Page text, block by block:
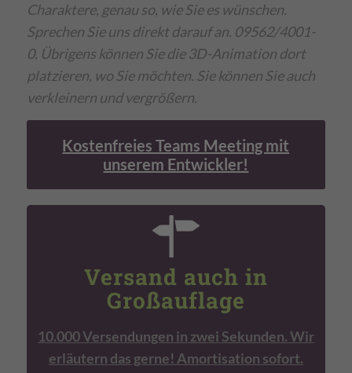
Charaktere, genau so, wie Sie es wünschen.
Sprechen Sie uns direkt darauf an. 09562/4001-
0. Übrigens können Sie die 3D-Animation dort
platzieren, wo Sie möchten. Sie können Sie auch
verkleinern und vergrößern.
Kostenfreies Teams Meeting mit
unserem Entwickler!
Versand auch in
Großauflage
10.000 Versendungen in zwei Sekunden. Wir
erläutern das gerne! Amortisation sofort.